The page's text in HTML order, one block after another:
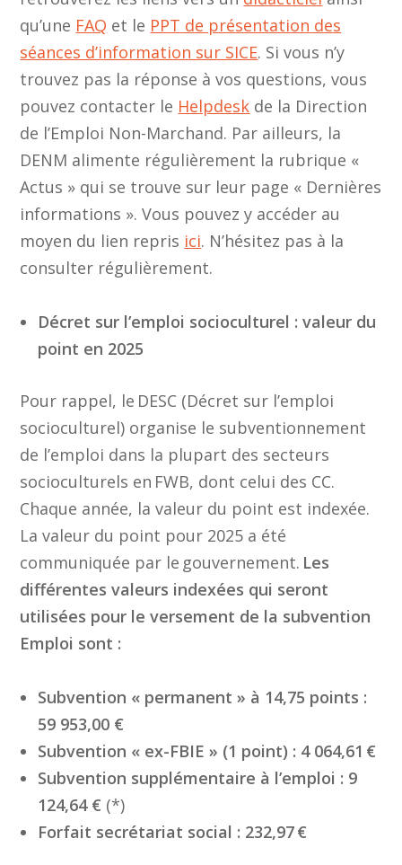
qu’une FAQ et le PPT de présentation des
séances d’information sur SICE. Si vous n’y
trouvez pas la réponse à vos questions, vous
pouvez contacter le Helpdesk de la Direction
de l’Emploi Non-Marchand. Par ailleurs, la
DENM alimente régulièrement la rubrique «
Actus » qui se trouve sur leur page « Dernières
informations ». Vous pouvez y accéder au
moyen du lien repris ici. N’hésitez pas à la
consulter régulièrement.
Décret sur l’emploi socioculturel : valeur du
point en 2025
Pour rappel, le DESC (Décret sur l’emploi
socioculturel) organise le subventionnement
de l’emploi dans la plupart des secteurs
socioculturels en FWB, dont celui des CC.
Chaque année, la valeur du point est indexée.
La valeur du point pour 2025 a été
communiquée par le gouvernement. Les
différentes valeurs indexées qui seront
utilisées pour le versement de la subvention
Emploi sont :
Subvention « permanent » à 14,75 points :
59 953,00 €
Subvention « ex-FBIE » (1 point) : 4 064,61 €
Subvention supplémentaire à l’emploi : 9
124,64 € (*)
Forfait secrétariat social : 232,97 €